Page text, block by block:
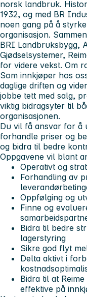
norsk landbruk.
1932, og med BR
noen gang på å
organisasjon.
BRI Landbruksbygg,
Gjødselsystemer,
for videre vekst. Om
Som innkjøper hos
daglige driften og
jobbe tett med salg,
viktig bidragsyter til
organisasjonen.
Du vil få ansvar for å
forhandle priser og
og bidra til bedre
Oppgavene vil blant
Operativt og
Forhandling av
Oppfølging og
Finne og
Bidra til bedre
lagerstyring
Sikre god flyt
Delta aktivt i
Bidra til at
effektive på